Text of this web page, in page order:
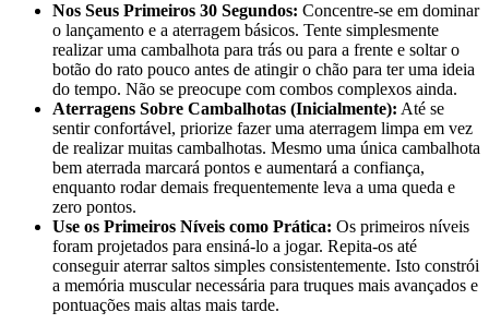
Nos Seus Primeiros 30 Segundos: Concentre-se em dominar
o lançamento e a aterragem básicos. Tente simplesmente
realizar uma cambalhota para trás ou para a frente e soltar o
botão do rato pouco antes de atingir o chão para ter uma ideia
do tempo. Não se preocupe com combos complexos ainda.
Aterragens Sobre Cambalhotas (Inicialmente): Até se
sentir confortável, priorize fazer uma aterragem limpa em vez
de realizar muitas cambalhotas. Mesmo uma única cambalhota
bem aterrada marcará pontos e aumentará a confiança,
enquanto rodar demais frequentemente leva a uma queda e
zero pontos.
Use os Primeiros Níveis como Prática: Os primeiros níveis
foram projetados para ensiná-lo a jogar. Repita-os até
conseguir aterrar saltos simples consistentemente. Isto constrói
a memória muscular necessária para truques mais avançados e
pontuações mais altas mais tarde.